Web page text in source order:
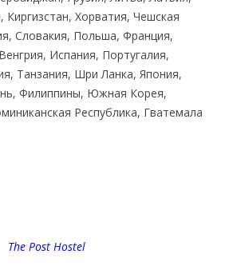
Киргизстан, Хорватия, Чешская
Словакия, Польша, Франция,
Испания, Португалия,
Танзания, Шри Ланка, Япония,
Филиппины, Южная Корея,
Республика, Гватемала
The Post Hostel